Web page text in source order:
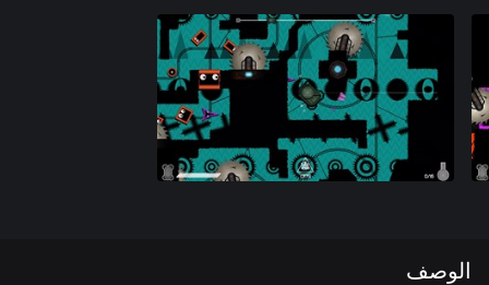
الوصف